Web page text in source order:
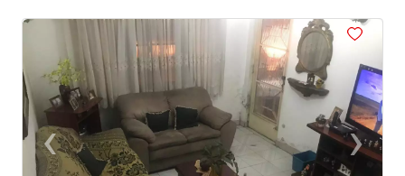
‹Previous ›Next